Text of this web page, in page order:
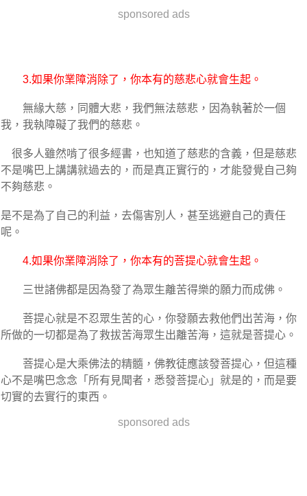
sponsored ads
3.如果你業障消除了，你本有的慈悲心就會生起。
無緣大慈，同體大悲，我們無法慈悲，因為執著於一個
我，我執障礙了我們的慈悲。
很多人雖然啃了很多經書，也知道了慈悲的含義，但是慈悲
不是嘴巴上講講就過去的，而是真正實行的，才能發覺自己夠
不夠慈悲。
是不是為了自己的利益，去傷害別人，甚至逃避自己的責任
呢。
4.如果你業障消除了，你本有的菩提心就會生起。
三世諸佛都是因為發了為眾生離苦得樂的願力而成佛。
菩提心就是不忍眾生苦的心，你發願去救他們出苦海，你
所做的一切都是為了救拔苦海眾生出離苦海，這就是菩提心。
菩提心是大乘佛法的精髓，佛教徒應該發菩提心，但這種
心不是嘴巴念念「所有見聞者，悉發菩提心」就是的，而是要
切實的去實行的東西。
sponsored ads